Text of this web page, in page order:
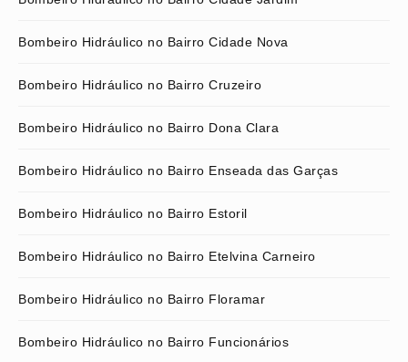
Bombeiro Hidráulico no Bairro Cidade Nova
Bombeiro Hidráulico no Bairro Cruzeiro
Bombeiro Hidráulico no Bairro Dona Clara
Bombeiro Hidráulico no Bairro Enseada das Garças
Bombeiro Hidráulico no Bairro Estoril
Bombeiro Hidráulico no Bairro Etelvina Carneiro
Bombeiro Hidráulico no Bairro Floramar
Bombeiro Hidráulico no Bairro Funcionários